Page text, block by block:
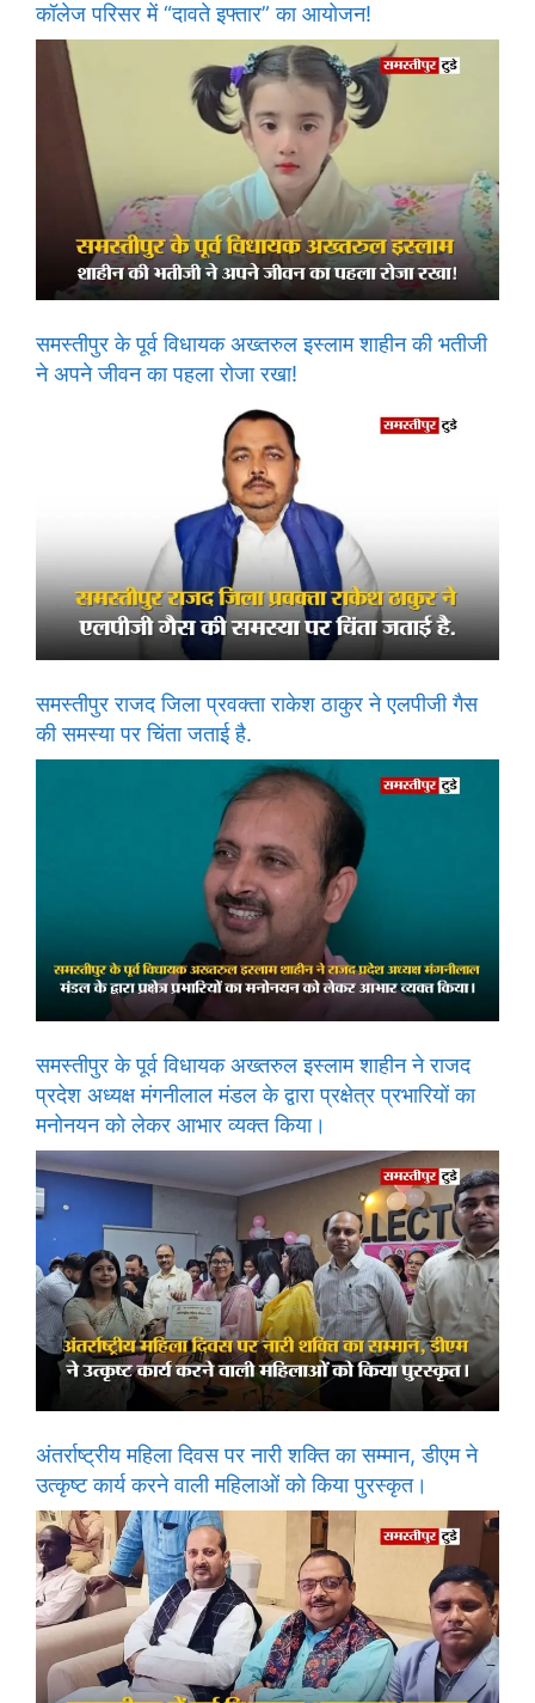
कॉलेज परिसर में “दावते इफ्तार” का आयोजन!
समस्तीपुर के पूर्व विधायक अख्तरुल इस्लाम शाहीन की भतीजी
ने अपने जीवन का पहला रोजा रखा!
समस्तीपुर राजद जिला प्रवक्ता राकेश ठाकुर ने एलपीजी गैस
की समस्या पर चिंता जताई है.
समस्तीपुर के पूर्व विधायक अख्तरुल इस्लाम शाहीन ने राजद
प्रदेश अध्यक्ष मंगनीलाल मंडल के द्वारा प्रक्षेत्र प्रभारियों का
मनोनयन को लेकर आभार व्यक्त किया।
अंतर्राष्ट्रीय महिला दिवस पर नारी शक्ति का सम्मान, डीएम ने
उत्कृष्ट कार्य करने वाली महिलाओं को किया पुरस्कृत।